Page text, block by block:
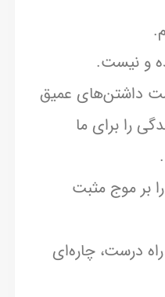
و نیست.
داشتن‌های عمیق
را برای ما
بر موج مثبت
درست، چاره‌ای